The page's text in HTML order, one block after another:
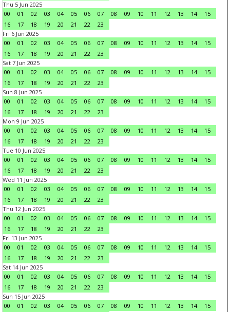
Thu 5 Jun 2025
00
01 02 03 04 05 06 07 08 09 10 11 12 13 14
15
16
17 18 19 20 21 22
23
Fri 6 Jun 2025
00
01 02 03 04 05 06 07 08 09 10 11 12 13 14
15
16
17 18 19 20 21 22
23
Sat 7 Jun 2025
00
01 02 03 04 05 06 07 08 09 10 11 12 13 14
15
16
17 18 19 20 21 22
23
Sun 8 Jun 2025
00
01 02 03 04 05 06 07 08 09 10 11 12 13 14
15
16
17 18 19 20 21 22
23
Mon 9 Jun 2025
00
01 02 03 04 05 06 07 08 09 10 11 12 13 14
15
16
17 18 19 20 21 22
23
Tue 10 Jun 2025
00
01 02 03 04 05 06 07 08 09 10 11 12 13 14
15
16
17 18 19 20 21 22
23
Wed 11 Jun 2025
00
01 02 03 04 05 06 07 08 09 10 11 12 13 14
15
16
17 18 19 20 21 22
23
Thu 12 Jun 2025
00
01 02 03 04 05 06 07 08 09 10 11 12 13 14
15
16
17 18 19 20 21 22
23
Fri 13 Jun 2025
00
01 02 03 04 05 06 07 08 09 10 11 12 13 14
15
16
17 18 19 20 21 22
23
Sat 14 Jun 2025
00
01 02 03 04 05 06 07 08 09 10 11 12 13 14
15
16
17 18 19 20 21 22
23
Sun 15 Jun 2025
00
01 02 03 04 05 06 07 08 09 10 11 12 13 14
15